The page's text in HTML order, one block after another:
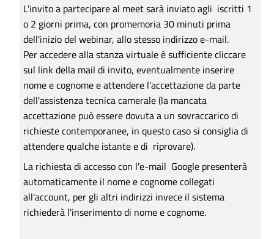
L'invito a partecipare al meet sarà inviato agli iscritti 1
o 2 giorni prima, con promemoria 30 minuti prima
dell'inizio del webinar, allo stesso indirizzo e-mail.
Per accedere alla stanza virtuale è sufficiente cliccare
sul link della mail di invito, eventualmente inserire
nome e cognome e attendere l'accettazione da parte
dell'assistenza tecnica camerale (la mancata
accettazione può essere dovuta a un sovraccarico di
richieste contemporanee, in questo caso si consiglia di
attendere qualche istante e di riprovare).
La richiesta di accesso con l'e-mail Google presenterà
automaticamente il nome e cognome collegati
all'account, per gli altri indirizzi invece il sistema
richiederà l'inserimento di nome e cognome.